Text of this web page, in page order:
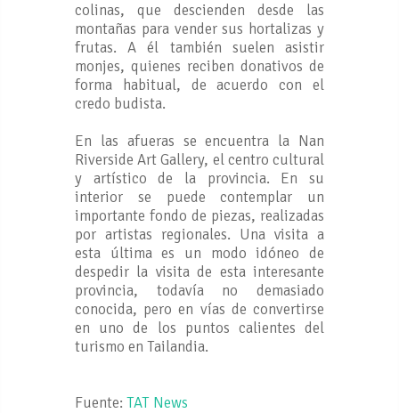
colinas, que descienden desde las
montañas para vender sus hortalizas y
frutas. A él también suelen asistir
monjes, quienes reciben donativos de
forma habitual, de acuerdo con el
credo budista.
En las afueras se encuentra la Nan
Riverside Art Gallery, el centro cultural
y artístico de la provincia. En su
interior se puede contemplar un
importante fondo de piezas, realizadas
por artistas regionales. Una visita a
esta última es un modo idóneo de
despedir la visita de esta interesante
provincia, todavía no demasiado
conocida, pero en vías de convertirse
en uno de los puntos calientes del
turismo en Tailandia.
Fuente: TAT News